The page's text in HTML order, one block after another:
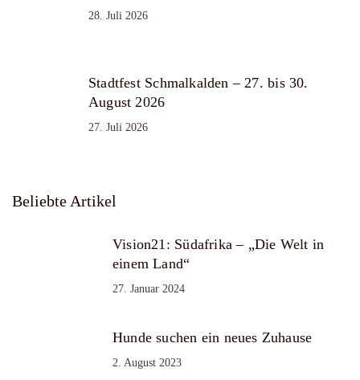
28. Juli 2026
Stadtfest Schmalkalden – 27. bis 30.
August 2026
27. Juli 2026
Beliebte Artikel
Vision21: Südafrika – „Die Welt in
einem Land“
27. Januar 2024
Hunde suchen ein neues Zuhause
2. August 2023